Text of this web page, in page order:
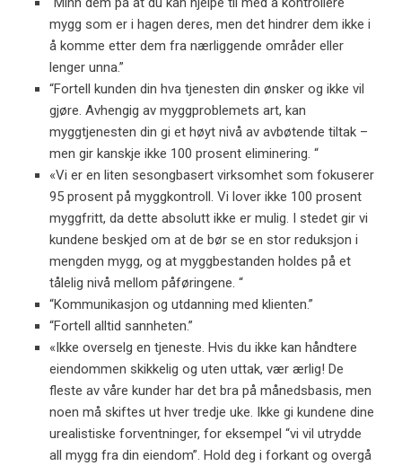
mygg som er i hagen deres, men det hindrer dem ikke i
å komme etter dem fra nærliggende områder eller
lenger unna.”
“Fortell kunden din hva tjenesten din ønsker og ikke vil
gjøre. Avhengig av myggproblemets art, kan
myggtjenesten din gi et høyt nivå av avbøtende tiltak –
men gir kanskje ikke 100 prosent eliminering. “
«Vi er en liten sesongbasert virksomhet som fokuserer
95 prosent på myggkontroll. Vi lover ikke 100 prosent
myggfritt, da dette absolutt ikke er mulig. I stedet gir vi
kundene beskjed om at de bør se en stor reduksjon i
mengden mygg, og at myggbestanden holdes på et
tålelig nivå mellom påføringene. “
“Kommunikasjon og utdanning med klienten.”
“Fortell alltid sannheten.”
«Ikke overselg en tjeneste. Hvis du ikke kan håndtere
eiendommen skikkelig og uten uttak, vær ærlig! De
fleste av våre kunder har det bra på månedsbasis, men
noen må skiftes ut hver tredje uke. Ikke gi kundene dine
urealistiske forventninger, for eksempel “vi vil utrydde
all mygg fra din eiendom”. Hold deg i forkant og overgå